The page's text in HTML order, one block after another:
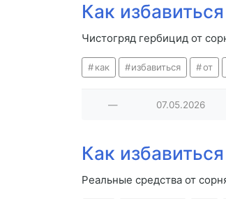
Как
Чистогряд гербицид от
как избавиться от
— 07.05.2026
Как
Реальные средства от